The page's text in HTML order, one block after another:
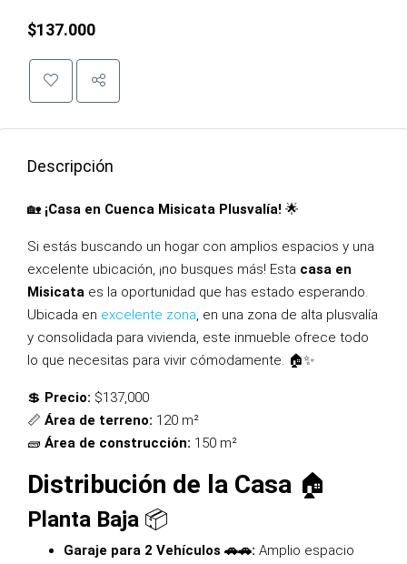
$137.000
Descripción
🏡 ¡Casa en Cuenca Misicata Plusvalía! 🌟
Si estás buscando un hogar con amplios espacios y una
excelente ubicación, ¡no busques más! Esta casa en
Misicata es la oportunidad que has estado esperando.
Ubicada en excelente zona, en una zona de alta plusvalía
y consolidada para vivienda, este inmueble ofrece todo
lo que necesitas para vivir cómodamente. 🏠✨
💲 Precio: $137,000
📏 Área de terreno: 120 m²
🧱 Área de construcción: 150 m²
Distribución de la Casa 🏠
Planta Baja 📦
Garaje para 2 Vehículos 🚗🚗: Amplio espacio